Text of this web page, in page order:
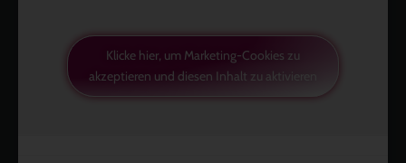
Klicke hier, um Marketing-Cookies zu
akzeptieren und diesen Inhalt zu aktivieren